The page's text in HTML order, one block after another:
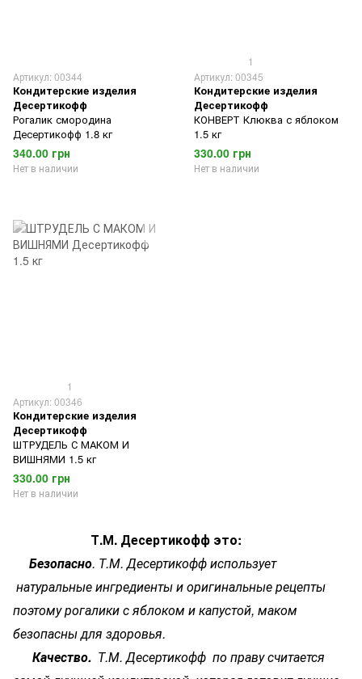
Т.М. Десертикофф это:
Безопасно. Т.М. Десертикофф использует
натуральные ингредиенты и оригинальные рецепты
поэтому рогалики с яблоком и капустой, маком
безопасны для здоровья.
Качество. Т.М. Десертикофф по праву считается
Артикул: 00344
Кондитерские изделия
Десертикофф
Рогалик смородина
Десертикофф 1.8 кг
340.00 грн
Нет в наличии
1
Артикул: 00345
Кондитерские изделия
Десертикофф
КОНВЕРТ Клюква с яблоком
1.5 кг
330.00 грн
Нет в наличии
1
Артикул: 00346
Кондитерские изделия
Десертикофф
ШТРУДЕЛЬ С МАКОМ И
ВИШНЯМИ 1.5 кг
330.00 грн
Нет в наличии